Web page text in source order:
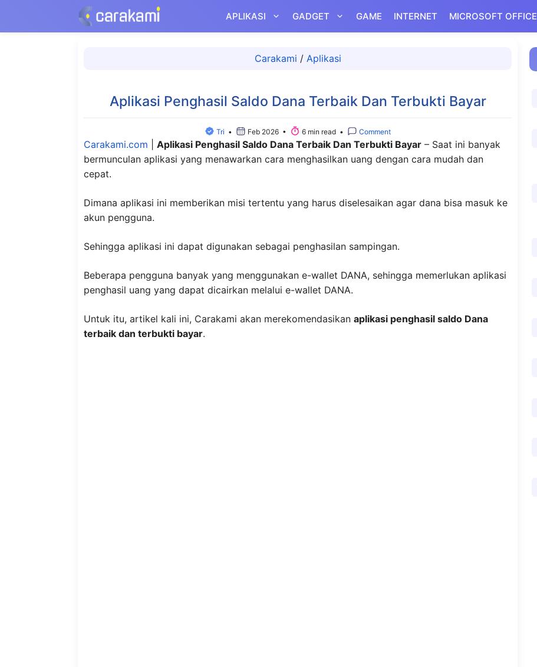
isi
APLIKASI GADGET GAME INTERNET MICROSOFT OFFICE
Carakami / Aplikasi
Aplikasi Penghasil Saldo Dana Terbaik Dan Terbukti Bayar
Tri • Feb 2026 • 6 min read • Comment
Carakami.com Aplikasi Penghasil Saldo Dana Terbaik Dan Terbukti Bayar – Saat ini banyak
bermunculan aplikasi yang menawarkan cara menghasilkan uang dengan cara mudah dan
cepat.
Dimana aplikasi ini memberikan misi tertentu yang harus diselesaikan agar dana bisa masuk ke
akun pengguna.
Sehingga aplikasi ini dapat digunakan sebagai penghasilan sampingan.
Beberapa pengguna banyak yang menggunakan e-wallet DANA, sehingga memerlukan aplikasi
penghasil uang yang dapat dicairkan melalui e-wallet DANA.
Untuk itu, artikel kali ini, Carakami akan merekomendasikan aplikasi penghasil saldo Dana
terbaik dan terbukti bayar.